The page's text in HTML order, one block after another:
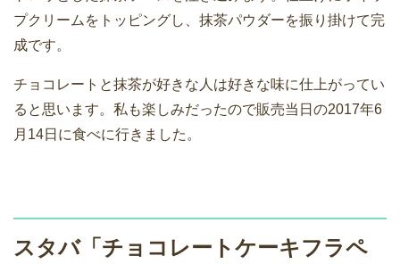
プクリームをトッピングし、抹茶パウダーを振り掛けて完
成です。
チョコレートと抹茶が好きな人は好きな味に仕上がってい
ると思います。私も楽しみだったので販売当日の2017年6
月14日に食べに行きました。
スタバ「チョコレートケーキフラペ